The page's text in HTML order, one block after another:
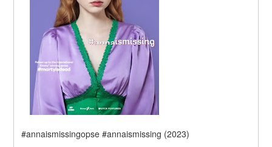
#annaismissingopse #annaismissing (2023)